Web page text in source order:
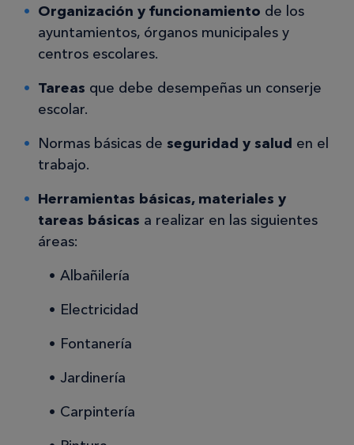
Organización y funcionamiento de los
ayuntamientos, órganos municipales y
centros escolares.
Tareas que debe desempeñas un conserje
escolar.
Normas básicas de seguridad y salud en el
trabajo.
Herramientas básicas, materiales y
tareas básicas a realizar en las siguientes
áreas:
Albañilería
Electricidad
Fontanería
Jardinería
Carpintería